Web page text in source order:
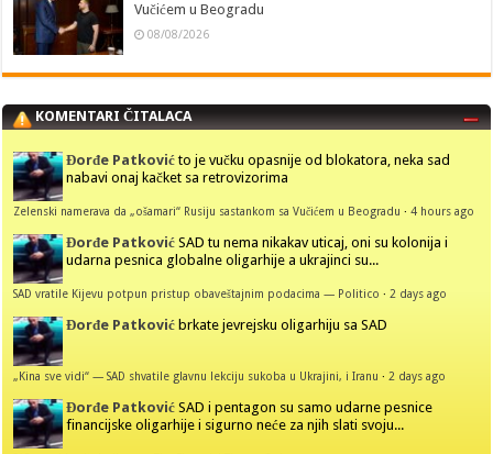
Vučićem u Beogradu
08/08/2026
KOMENTARI ČITALACA
Đorđe Patković to je vučku opasnije od blokatora, neka sad
nabavi onaj kačket sa retrovizorima
Zelenski namerava da „ošamari“ Rusiju sastankom sa Vučićem u Beogradu ·4 hours ago
Đorđe Patković SAD tu nema nikakav uticaj, oni su kolonija i
udarna pesnica globalne oligarhije a ukrajinci su...
SAD vratile Kijevu potpun pristup obaveštajnim podacima — Politico ·2 days ago
Đorđe Patković brkate jevrejsku oligarhiju sa SAD
„Kina sve vidi“ — SAD shvatile glavnu lekciju sukoba u Ukrajini, i Iranu ·2 days ago
Đorđe Patković SAD i pentagon su samo udarne pesnice
financijske oligarhije i sigurno neće za njih slati svoju...